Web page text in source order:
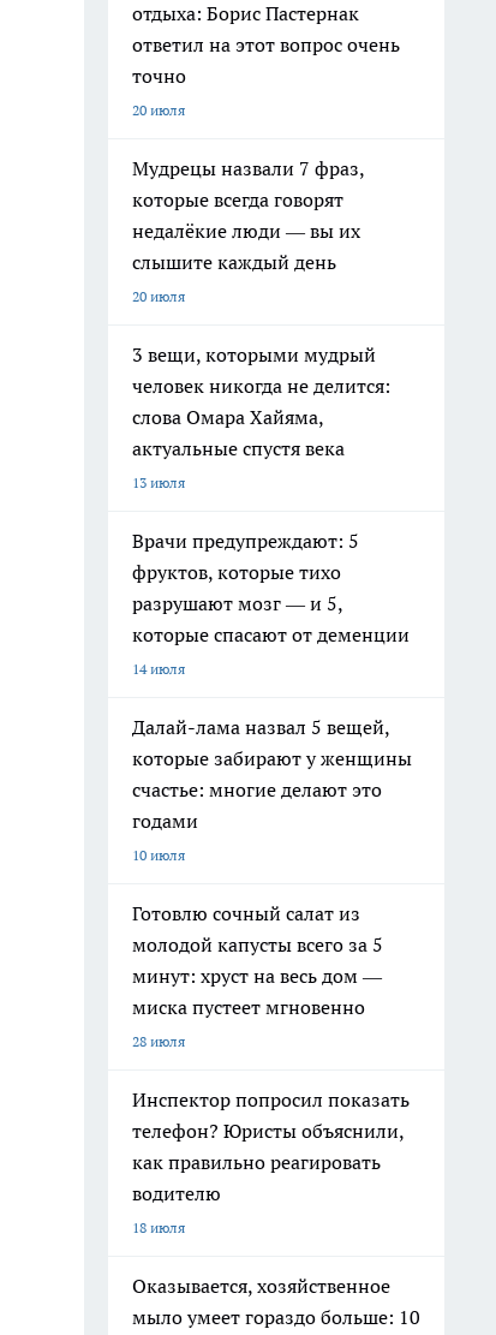
отдыха: Борис Пастернак
ответил на этот вопрос очень
точно
20 июля
Мудрецы назвали 7 фраз,
которые всегда говорят
недалёкие люди — вы их
слышите каждый день
20 июля
3 вещи, которыми мудрый
человек никогда не делится:
слова Омара Хайяма,
актуальные спустя века
13 июля
Врачи предупреждают: 5
фруктов, которые тихо
разрушают мозг — и 5,
которые спасают от деменции
14 июля
Далай-лама назвал 5 вещей,
которые забирают у женщины
счастье: многие делают это
годами
10 июля
Готовлю сочный салат из
молодой капусты всего за 5
минут: хруст на весь дом —
миска пустеет мгновенно
28 июля
Инспектор попросил показать
телефон? Юристы объяснили,
как правильно реагировать
водителю
18 июля
Оказывается, хозяйственное
мыло умеет гораздо больше: 10